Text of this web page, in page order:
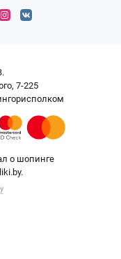
7-225
о шопинге